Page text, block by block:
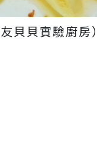
貝貝實驗廚房）